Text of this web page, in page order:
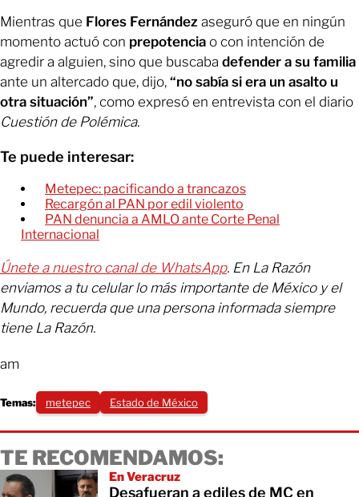
Mientras que Flores Fernández aseguró que en ningún
momento actuó con prepotencia o con intención de
agredir a alguien, sino que buscaba defender a su familia
ante un altercado que, dijo, “no sabía si era un asalto u
otra situación”, como expresó en entrevista con el diario
Cuestión de Polémica.
Te puede interesar:
Metepec: pacificando a trancazos
Recargón al PAN por edil violento
PAN denuncia a AMLO ante Corte Penal
Internacional
Únete a nuestro canal de WhatsApp. En La Razón
enviamos a tu celular lo más importante de México y el
Mundo, recuerda que una persona informada siempre
tiene La Razón.
am
Temas: metepec Estado de México
TE RECOMENDAMOS:
En Veracruz
Desafueran a ediles de MC en